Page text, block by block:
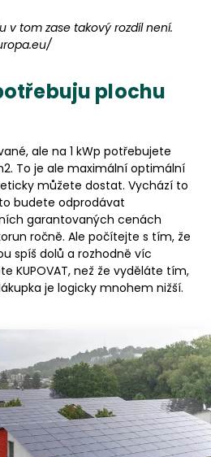
v tom zase takový rozdíl není.
plochu
ale na 1 kWp potřebujete
To je ale maximální optimální
můžete dostat. Vychází to
budete odprodávat
garantovaných cenách
ročně. Ale počítejte s tím, že
spíš dolů a rozhodně víc
KUPOVAT, než že vyděláte tím,
je logicky mnohem nižší.